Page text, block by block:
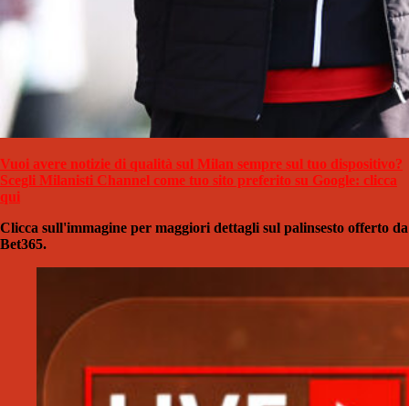
Vuoi avere notizie di qualità sul Milan sempre sul tuo dispositivo?
Scegli Milanisti Channel come tuo sito preferito su Google: clicca
qui
Clicca sull'immagine per maggiori dettagli sul palinsesto offerto da
Bet365.